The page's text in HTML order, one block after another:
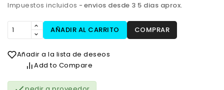
Impuestos incluidos envios desde 3 5 dias aprox.
AÑADIR AL CARRITO COMPRAR
Añadir a la lista de deseos
Add to Compare